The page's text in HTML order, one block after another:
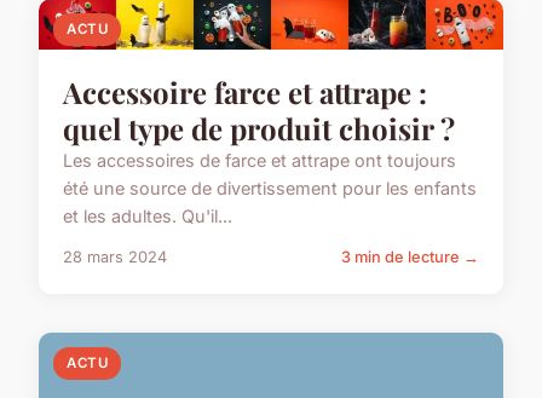
ACTU
Accessoire farce et attrape :
quel type de produit choisir ?
Les accessoires de farce et attrape ont toujours
été une source de divertissement pour les enfants
et les adultes. Qu'il...
28 mars 2024 3 min de lecture →
ACTU